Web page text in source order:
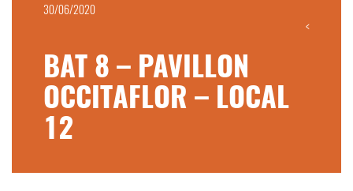
30/06/2020
<
BAT 8 – PAVILLON
OCCITAFLOR – LOCAL
12